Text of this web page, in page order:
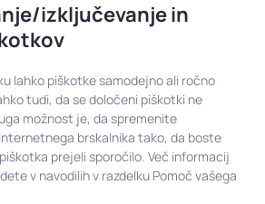
izključevanje in
lahko piškotke samodejno ali ročno
tudi, da se določeni piškotki ne
možnost je, da spremenite
brskalnika tako, da boste
prejeli sporočilo. Več informacij
v navodilih v razdelku Pomoč vašega